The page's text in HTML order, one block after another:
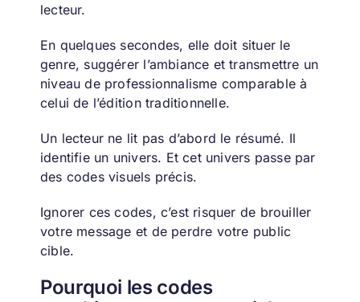
lecteur.
En quelques secondes, elle doit situer le
genre, suggérer l’ambiance et transmettre un
niveau de professionnalisme comparable à
celui de l’édition traditionnelle.
Un lecteur ne lit pas d’abord le résumé. Il
identifie un univers. Et cet univers passe par
des codes visuels précis.
Ignorer ces codes, c’est risquer de brouiller
votre message et de perdre votre public
cible.
Pourquoi les codes